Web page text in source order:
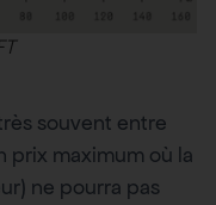
souvent entre
prix maximum où la
ne pourra pas